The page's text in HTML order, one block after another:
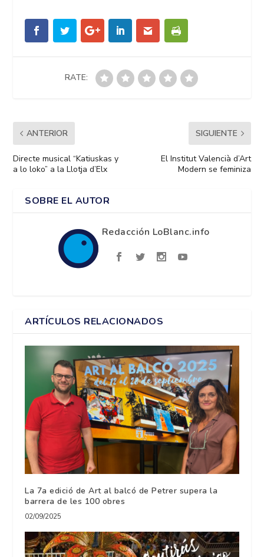
RATE:
ANTERIOR
Directe musical “Katiuskas y
a lo loko” a la Llotja d’Elx
SIGUIENTE
El Institut Valencià d’Art
Modern se feminiza
SOBRE EL AUTOR
Redacción LoBlanc.info
ARTÍCULOS RELACIONADOS
La 7a edició de Art al balcó de Petrer supera la
barrera de les 100 obres
02/09/2025